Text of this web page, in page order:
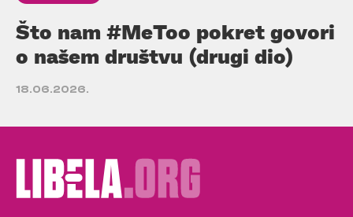
Što nam #MeToo pokret govori
o našem društvu (drugi dio)
18.06.2026.